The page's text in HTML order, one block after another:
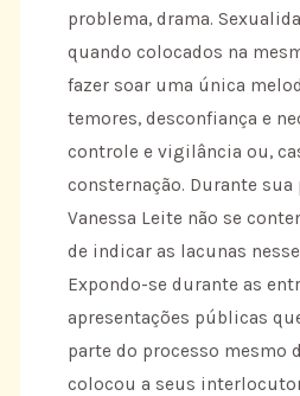
problema, drama.
quando colocados na
fazer soar uma única
temores, desconfiança e
controle e vigilância ou,
consternação. Durante sua
Vanessa Leite não se
de indicar as lacunas
Expondo-se durante as
apresentações públicas
parte do processo mesmo
colocou a seus